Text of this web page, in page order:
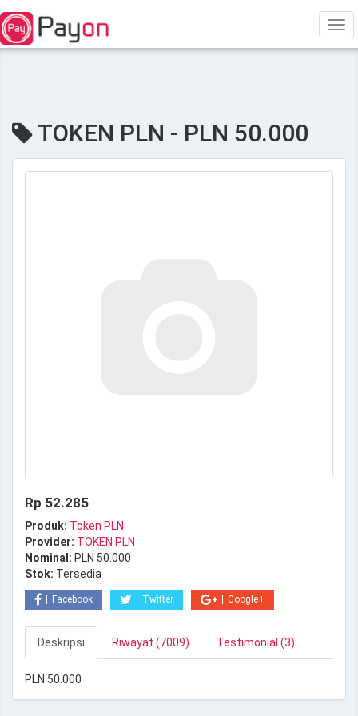
TOKEN PLN - PLN 50.000
Rp 52.285
Produk: Token PLN
Provider: TOKEN PLN
Nominal: PLN 50.000
Stok: Tersedia
Facebook Twitter Google+
Deskripsi Riwayat (7009) Testimonial (3)
PLN 50.000